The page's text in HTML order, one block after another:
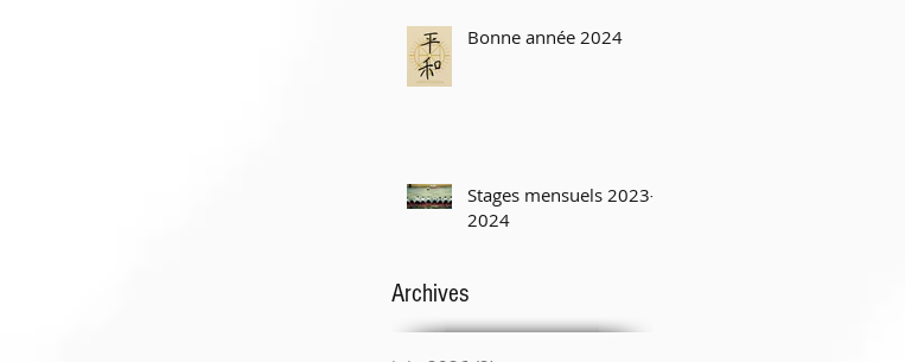
Bonne année 2024
Stages mensuels 2023-
2024
Archives